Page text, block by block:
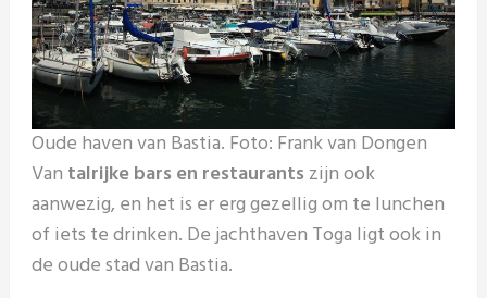
Oude haven van Bastia. Foto: Frank van Dongen
Van talrijke bars en restaurants zijn ook
aanwezig, en het is er erg gezellig om te lunchen
of iets te drinken. De jachthaven Toga ligt ook in
de oude stad van Bastia.